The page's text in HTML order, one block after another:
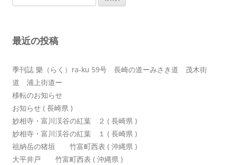
ョ
索:
最近の投稿
季刊誌 樂（らく）ra-ku 59号 長崎の道ーみさき道 茂木街
道 浦上街道ー
移転のお知らせ
お知らせ ( 長崎県 )
妙相寺・富川渓谷の紅葉 ２ ( 長崎県 )
妙相寺・富川渓谷の紅葉 １ ( 長崎県 )
祖納岳の猪垣 竹富町西表 ( 沖縄県 )
大平井戸 竹富町西表 ( 沖縄県 )